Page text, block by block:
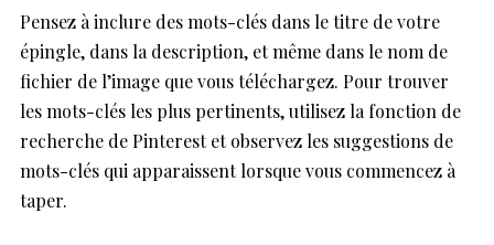
Pensez à inclure des mots-clés dans le titre de votre
épingle, dans la description, et même dans le nom de
fichier de l’image que vous téléchargez. Pour trouver
les mots-clés les plus pertinents, utilisez la fonction de
recherche de Pinterest et observez les suggestions de
mots-clés qui apparaissent lorsque vous commencez à
taper.